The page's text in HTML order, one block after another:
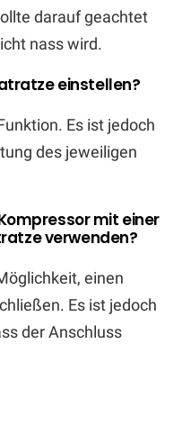
darauf geachtet
nass wird.
einstellen?
Es ist jedoch
des jeweiligen
mit einer
verwenden?
einen
Es ist jedoch
der Anschluss